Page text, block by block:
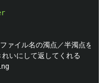
ァイル名の濁点／半濁点を吸
いにして返してくれる